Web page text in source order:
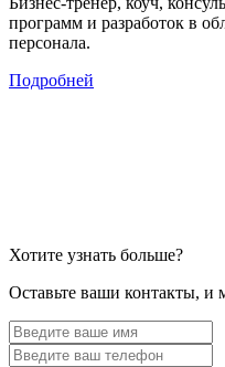
программ и разработок в
персонала.
Подробней
Хотите узнать больше?
Оставьте ваши контакты, и